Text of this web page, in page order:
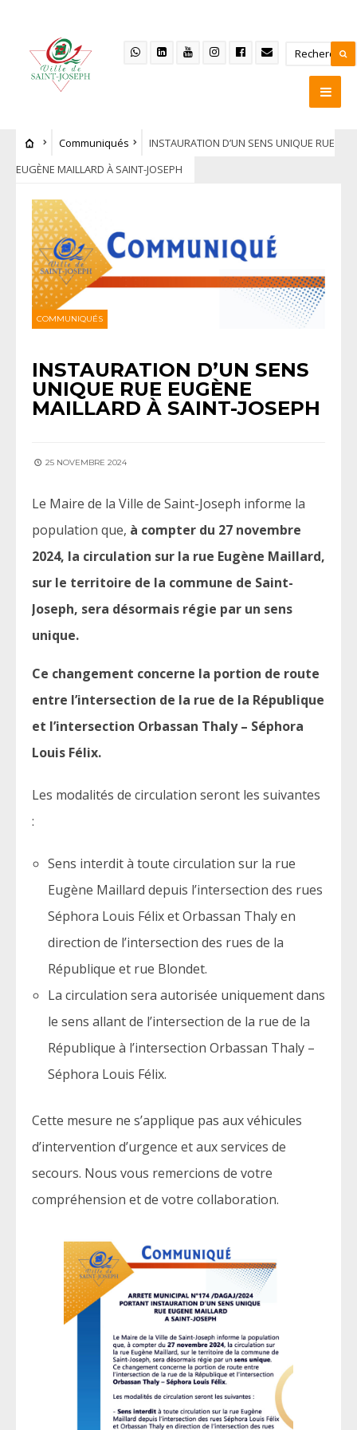
Communiqués
INSTAURATION D’UN SENS UNIQUE RUE
EUGÈNE MAILLARD À SAINT-JOSEPH
COMMUNIQUÉS
INSTAURATION D’UN SENS
UNIQUE RUE EUGÈNE
MAILLARD À SAINT-JOSEPH
25 NOVEMBRE 2024
Le Maire de la Ville de Saint-Joseph informe la
population que, à compter du 27 novembre
2024, la circulation sur la rue Eugène Maillard,
sur le territoire de la commune de Saint-
Joseph, sera désormais régie par un sens
unique.
Ce changement concerne la portion de route
entre l’intersection de la rue de la République
et l’intersection Orbassan Thaly – Séphora
Louis Félix.
Les modalités de circulation seront les suivantes
:
Sens interdit à toute circulation sur la rue
Eugène Maillard depuis l’intersection des rues
Séphora Louis Félix et Orbassan Thaly en
direction de l’intersection des rues de la
République et rue Blondet.
La circulation sera autorisée uniquement dans
le sens allant de l’intersection de la rue de la
République à l’intersection Orbassan Thaly –
Séphora Louis Félix.
Cette mesure ne s’applique pas aux véhicules
d’intervention d’urgence et aux services de
secours. Nous vous remercions de votre
compréhension et de votre collaboration.